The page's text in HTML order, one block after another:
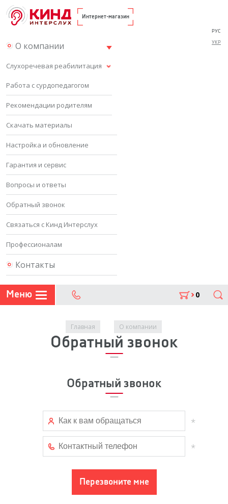
Интернет-магазин
О компании
Слухоречевая реабилитация
Работа с сурдопедагогом
Рекомендации родителям
Скачать материалы
Настройка и обновление
Гарантия и сервис
Вопросы и ответы
Обратный звонок
Связаться с Кинд Интерслух
Профессионалам
Контакты
РУС
УКР
Меню 0
Главная О компании
Обратный звонок
Обратный звонок
Имя
Телефон